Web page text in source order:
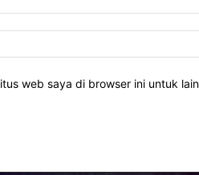
web saya di browser ini untuk